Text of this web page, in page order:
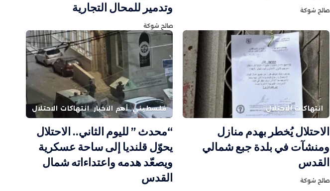
صالح شوكة
وتدمير للمحال التجارية
صالح شوكة
انتهاكات الاحتلال
الاحتلال يُخطر بهدم منازل
ومنشآت في بلدة جبع شمالي
القدس
صالح شوكة
فلسطيني أهم الاخبار انتهاكات الاحتلال
“محدث ” لليوم الثاني.. الاحتلال
يحوّل قلنديا إلى ساحة عسكرية
ويصعّد هدمه واعتداءاته شمال
القدس